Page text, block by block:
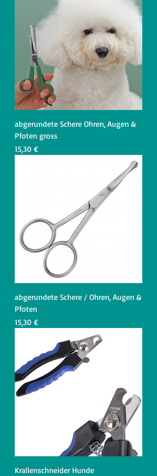
abgerundete Schere Ohren, Augen &
Pfoten gross
Preis
15,30 €
abgerundete Schere / Ohren, Augen &
Pfoten
Preis
15,30 €
Krallenschneider Hunde